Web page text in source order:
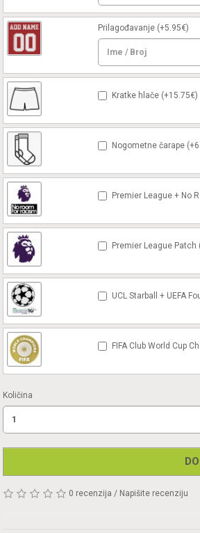
Prilagođavanje(+5.95€)
Kratke hlače (+15.75€)
Nogometne čarape
Premier League + No
Premier League Patch
UCL Starball + UEFA
FIFA Club World Cup
Količina
0 recenzija / Napišite recenziju